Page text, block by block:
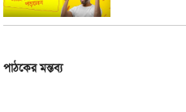
পাঠকের মন্তব্য